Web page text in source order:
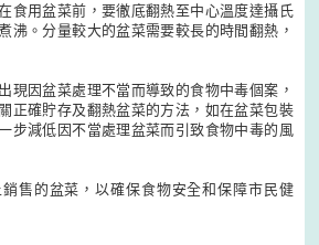
食用盆菜前，要徹底翻熱至中心溫度達攝氏
沸。分量較大的盆菜需要較長的時間翻熱，
現因盆菜處理不當而導致的食物中毒個案，
正確貯存及翻熱盆菜的方法，如在盆菜包裝
步減低因不當處理盆菜而引致食物中毒的風
售的盆菜，以確保食物安全和保障市民健